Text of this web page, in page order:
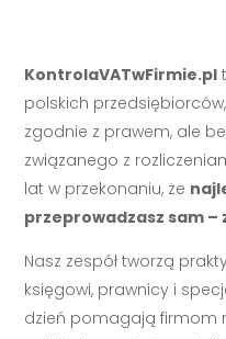
KontrolaVATwFirmie.pl
polskich
zgodnie z prawem, ale
związanego z
lat w przekonaniu, że
przeprowadzasz sam
Nasz zespół tworzą
księgowi, prawnicy i
dzień pomagają firmom